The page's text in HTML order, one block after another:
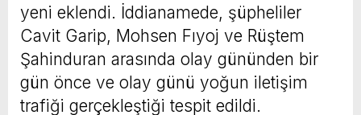
yeni eklendi. İddianamede, şüpheliler
Cavit Garip, Mohsen Fıyoj ve Rüştem
Şahinduran arasında olay gününden bir
gün önce ve olay günü yoğun iletişim
trafiği gerçekleştiği tespit edildi.